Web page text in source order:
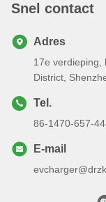
Snel contact
Adres
17e verdieping,
District,
Tel.
86-1470-657-
E-mail